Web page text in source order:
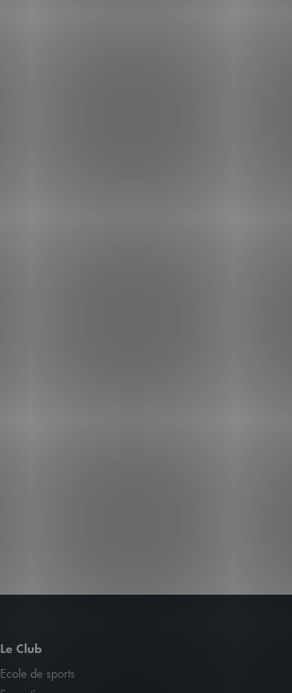
Le Club
Ecole de sports